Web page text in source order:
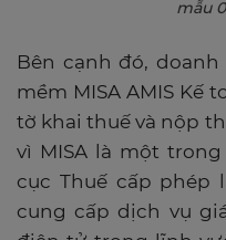
mẫu
Bên cạnh đó,
mềm MISA AMIS Kế
tờ khai thuế và nộp
vì MISA là một
cục Thuế cấp phép
cung cấp dịch vụ